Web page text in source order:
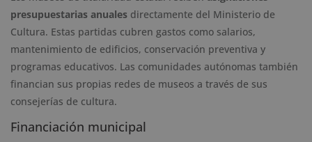
presupuestarias anuales directamente del Ministerio de
Cultura. Estas partidas cubren gastos como salarios,
mantenimiento de edificios, conservación preventiva y
programas educativos. Las comunidades autónomas también
financian sus propias redes de museos a través de sus
consejerías de cultura.
Financiación municipal